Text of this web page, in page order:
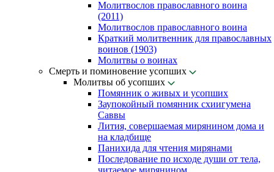
Молитвослов православного воина
(2011)
Молитвослов православного воина
Краткий молитвенник для православных
воинов (1903)
Молитвы о воинах
Смерть и поминовение усопших
Молитвы об усопших
Помянник о живых и усопших
Заупокойный помянник схиигумена
Саввы
Лития, совершаемая мирянином дома и
на кладбище
Панихида для чтения мирянами
Последование по исходе души от тела,
читаемое мирянином